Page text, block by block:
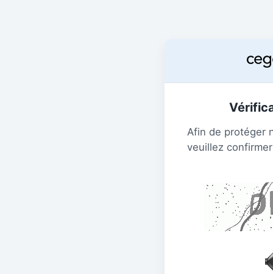
Afin de protéger
veuillez